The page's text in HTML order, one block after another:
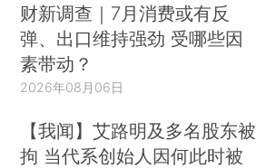
财新调查｜7月消费或有反
弹、出口维持强劲 受哪些因
素带动？
2026年08月06日
【我闻】艾路明及多名股东被
拘 当代系创始人因何此时被